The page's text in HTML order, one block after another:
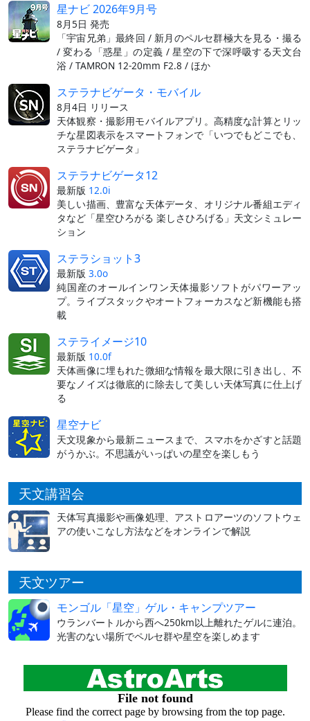
星ナビ 2026年9月号
8月5日 発売
「宇宙兄弟」最終回 / 新月のペルセ群極大を見る・撮る
/ 変わる「惑星」の定義 / 星空の下で深呼吸する天文台
浴 / TAMRON 12-20mm F2.8 / ほか
ステラナビゲータ・モバイル
8月4日 リリース
天体観察・撮影用モバイルアプリ。高精度な計算とリッ
チな星図表示をスマートフォンで「いつでもどこでも、
ステラナビゲータ」
ステラナビゲータ12
最新版 12.0i
美しい描画、豊富な天体データ、オリジナル番組エディ
タなど「星空ひろがる 楽しさひろげる」天文シミュレー
ション
ステラショット3
最新版 3.0o
純国産のオールインワン天体撮影ソフトがパワーアッ
プ。ライブスタックやオートフォーカスなど新機能も搭
載
ステライメージ10
最新版 10.0f
天体画像に埋もれた微細な情報を最大限に引き出し、不
要なノイズは徹底的に除去して美しい天体写真に仕上げ
る
星空ナビ
天文現象から最新ニュースまで、スマホをかざすと話題
がうかぶ。不思議がいっぱいの星空を楽しもう
天文講習会
天体写真撮影や画像処理、アストロアーツのソフトウェ
アの使いこなし方法などをオンラインで解説
天文ツアー
モンゴル「星空」ゲル・キャンプツアー
ウランバートルから西へ250km以上離れたゲルに連泊。
光害のない場所でペルセ群や星空を楽しめます